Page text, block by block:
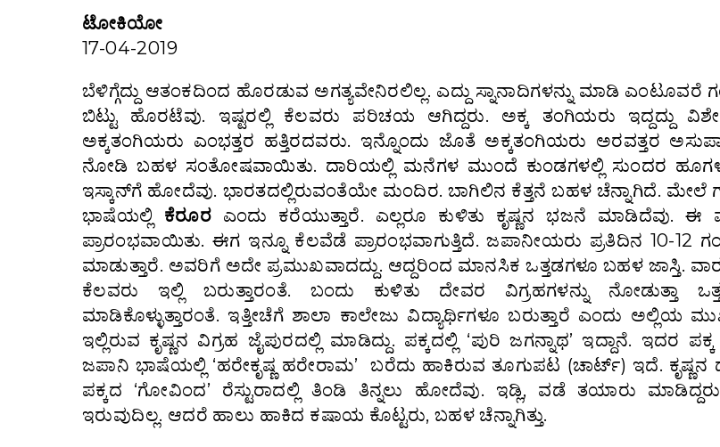
ಟೋಕಿಯೋ
17-04-2019
ಬೆಳಿಗ್ಗೆದ್ದು ಆತಂಕದಿಂದ ಹೊರಡುವ ಅಗತ್ಯವೇನಿರಲಿಲ್ಲ. ಎದ್ದು ಸ್ನಾನಾದಿಗಳನ್ನು ಮಾಡಿ
ಬಿಟ್ಟು ಹೊರಟೆವು. ಇಷ್ಟರಲ್ಲಿ ಕೆಲವರು ಪರಿಚಯ ಆಗಿದ್ದರು. ಅಕ್ಕ ತಂಗಿಯರು ಇದ್ದದ್ದು
ಅಕ್ಕತಂಗಿಯರು ಎಂಭತ್ತರ ಹತ್ತಿರದವರು. ಇನ್ನೊಂದು ಜೊತೆ ಅಕ್ಕತಂಗಿಯರು ಅರವತ್ತರ
ನೋಡಿ ಬಹಳ ಸಂತೋಷವಾಯಿತು. ದಾರಿಯಲ್ಲಿ ಮನೆಗಳ ಮುಂದೆ ಕುಂಡಗಳಲ್ಲಿ ಸುಂದರ
ಇಸ್ಕಾನ್‌ಗೆ ಹೋದೆವು. ಭಾರತದಲ್ಲಿರುವಂತೆಯೇ ಮಂದಿರ. ಬಾಗಿಲಿನ ಕೆತ್ತನೆ ಬಹಳ ಚೆನ್ನಾಗಿದೆ. ಮೇಲೆ
ಭಾಷೆಯಲ್ಲಿ ಕೆರೂರ ಎಂದು ಕರೆಯುತ್ತಾರೆ. ಎಲ್ಲರೂ ಕುಳಿತು ಕೃಷ್ಣನ ಭಜನೆ ಮಾಡಿದೆವು. ಈ
ಪ್ರಾರಂಭವಾಯಿತು. ಈಗ ಇನ್ನೂ ಕೆಲವೆಡೆ ಪ್ರಾರಂಭವಾಗುತ್ತಿದೆ. ಜಪಾನೀಯರು ಪ್ರತಿದಿನ 10-12
ಮಾಡುತ್ತಾರೆ. ಅವರಿಗೆ ಅದೇ ಪ್ರಮುಖವಾದದ್ದು. ಆದ್ದರಿಂದ ಮಾನಸಿಕ ಒತ್ತಡಗಳೂ ಬಹಳ ಜಾಸ್ತಿ.
ಕೆಲವರು ಇಲ್ಲಿ ಬರುತ್ತಾರಂತೆ. ಬಂದು ಕುಳಿತು ದೇವರ ವಿಗ್ರಹಗಳನ್ನು ನೋಡುತ್ತಾ
ಮಾಡಿಕೊಳ್ಳುತ್ತಾರಂತೆ. ಇತ್ತೀಚೆಗೆ ಶಾಲಾ ಕಾಲೇಜು ವಿದ್ಯಾರ್ಥಿಗಳೂ ಬರುತ್ತಾರೆ ಎಂದು ಅಲ್ಲಿಯ
ಇಲ್ಲಿರುವ ಕೃಷ್ಣನ ವಿಗ್ರಹ ಜೈಪುರದಲ್ಲಿ ಮಾಡಿದ್ದು. ಪಕ್ಕದಲ್ಲಿ ‘ಪುರಿ ಜಗನ್ನಾಥ’ ಇದ್ದಾನೆ. ಇದರ
ಜಪಾನಿ ಭಾಷೆಯಲ್ಲಿ ‘ಹರೇಕೃಷ್ಣ ಹರೇರಾಮ’ ಬರೆದು ಹಾಕಿರುವ ತೂಗುಪಟ (ಚಾರ್ಟ್) ಇದೆ.
ಪಕ್ಕದ ‘ಗೋವಿಂದ’ ರೆಸ್ಟುರಾದಲ್ಲಿ ತಿಂಡಿ ತಿನ್ನಲು ಹೋದೆವು. ಇಡ್ಲಿ, ವಡೆ ತಯಾರು
ಇರುವುದಿಲ್ಲ. ಆದರೆ ಹಾಲು ಹಾಕಿದ ಕಷಾಯ ಕೊಟ್ಟರು, ಬಹಳ ಚೆನ್ನಾಗಿತ್ತು.